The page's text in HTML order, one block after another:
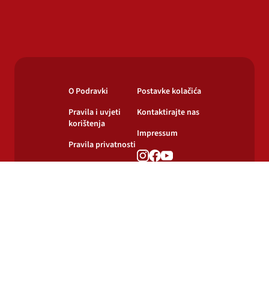
O Podravki
Pravila i uvjeti
korištenja
Pravila privatnosti
Postavke kolačića
Kontaktirajte nas
Impressum